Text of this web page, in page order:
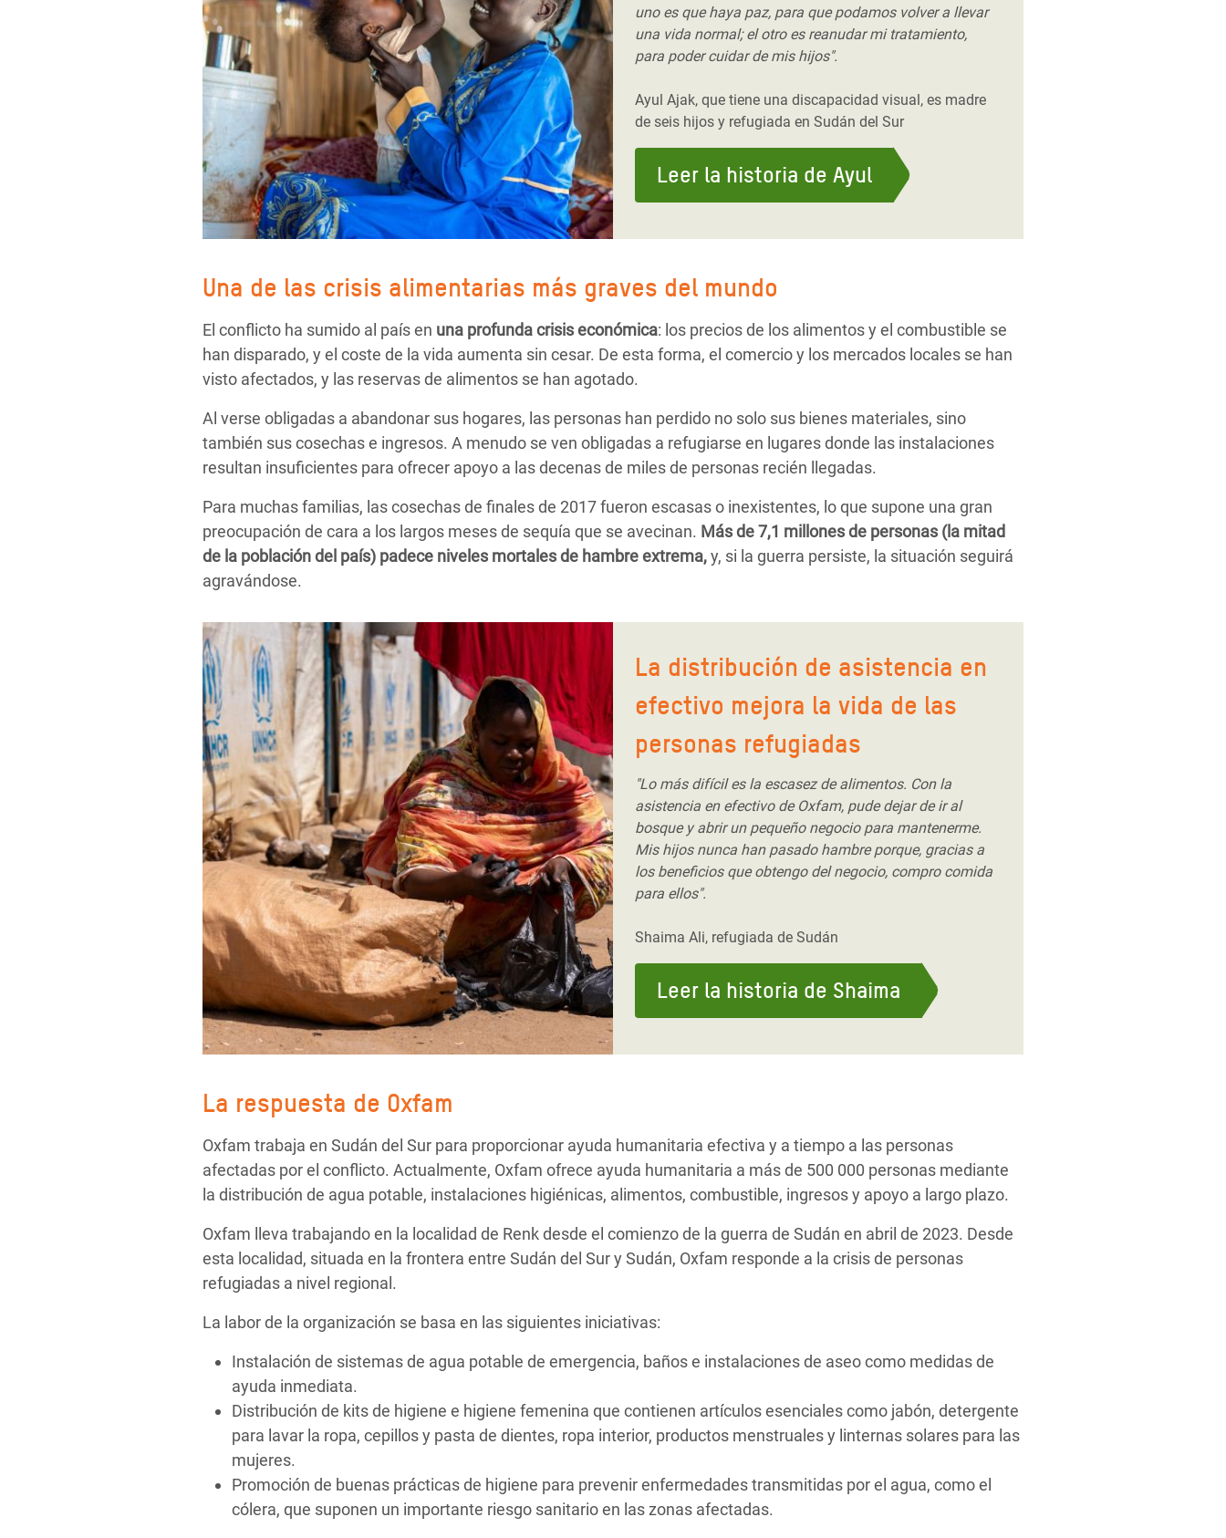
uno es que haya paz, para que podamos volver a llevar
una vida normal; el otro es reanudar mi tratamiento,
para poder cuidar de mis hijos".
Ayul Ajak, que tiene una discapacidad visual, es madre
de seis hijos y refugiada en Sudán del Sur
Leer la historia de Ayul
Una de las crisis alimentarias más graves del mundo
El conflicto ha sumido al país en una profunda crisis económica: los precios de los alimentos y el combustible se
han disparado, y el coste de la vida aumenta sin cesar. De esta forma, el comercio y los mercados locales se han
visto afectados, y las reservas de alimentos se han agotado.
Al verse obligadas a abandonar sus hogares, las personas han perdido no solo sus bienes materiales, sino
también sus cosechas e ingresos. A menudo se ven obligadas a refugiarse en lugares donde las instalaciones
resultan insuficientes para ofrecer apoyo a las decenas de miles de personas recién llegadas.
Para muchas familias, las cosechas de finales de 2017 fueron escasas o inexistentes, lo que supone una gran
preocupación de cara a los largos meses de sequía que se avecinan. Más de 7,1 millones de personas (la mitad
de la población del país) padece niveles mortales de hambre extrema,y, si la guerra persiste, la situación seguirá
agravándose.
La distribución de asistencia en
efectivo mejora la vida de las
personas refugiadas
"Lo más difícil es la escasez de alimentos. Con la
asistencia en efectivo de Oxfam, pude dejar de ir al
bosque y abrir un pequeño negocio para mantenerme.
Mis hijos nunca han pasado hambre porque, gracias a
los beneficios que obtengo del negocio, compro comida
para ellos".
Shaima Ali, refugiada de Sudán
Leer la historia de Shaima
La respuesta de Oxfam
Oxfam trabaja en Sudán del Sur para proporcionar ayuda humanitaria efectiva y a tiempo a las personas
afectadas por el conflicto. Actualmente, Oxfam ofrece ayuda humanitaria a más de 500 000 personas mediante
la distribución de agua potable, instalaciones higiénicas, alimentos, combustible, ingresos y apoyo a largo plazo.
Oxfam lleva trabajando en la localidad de Renk desde el comienzo de la guerra de Sudán en abril de 2023. Desde
esta localidad, situada en la frontera entre Sudán del Sur y Sudán, Oxfam responde a la crisis de personas
refugiadas a nivel regional.
La labor de la organización se basa en las siguientes iniciativas:
Instalación de sistemas de agua potable de emergencia, baños e instalaciones de aseo como medidas de
ayuda inmediata.
Distribución de kits de higiene e higiene femenina que contienen artículos esenciales como jabón, detergente
para lavar la ropa, cepillos y pasta de dientes, ropa interior, productos menstruales y linternas solares para las
mujeres.
Promoción de buenas prácticas de higiene para prevenir enfermedades transmitidas por el agua, como el
cólera, que suponen un importante riesgo sanitario en las zonas afectadas.